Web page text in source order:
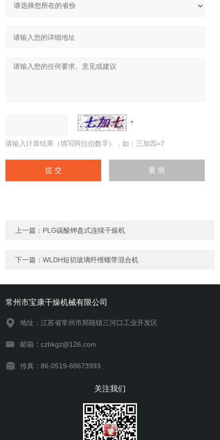
请输入计算结果（填写阿拉伯数字），如：三加四=7
上一篇： PLG碳酸钾盘式连续干燥机
下一篇：WLDH短切玻璃纤维螺带混合机
常州市宝康干燥机械有限公司
地址：江苏省常州市郑陆镇三河口工业开发区
邮箱：czbkgz@126.com
传真：86-0519-88673993
关注我们